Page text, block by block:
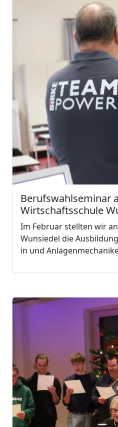
Berufswahlseminar
Wirtschaftsschule
Im Februar stellten wir
Wunsiedel die
in und